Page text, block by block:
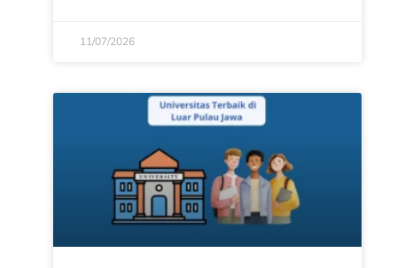
11/07/2026